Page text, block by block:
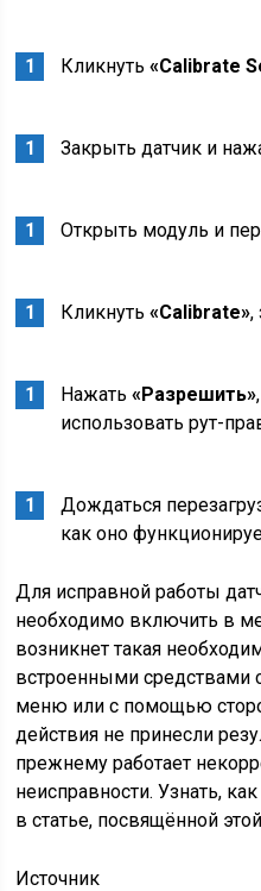
Кликнуть«Calibrate
Закрыть датчик и
Открыть модуль и
Кликнуть«Calibrate»,
Нажать«Разрешить»
использовать рут-
Дождаться
как оно
Для исправной работы
необходимо включить в
возникнет такая
встроенными средствами
меню или с помощью
действия не принесли
прежнему работает
неисправности. Узнать,
в статье, посвящённой
Источник